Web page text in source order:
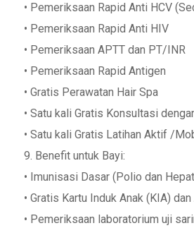
• Pemeriksaan Rapid Anti HCV
• Pemeriksaan Rapid Anti HIV
• Pemeriksaan APTT dan PT/INR
• Pemeriksaan Rapid Antigen
• Gratis Perawatan Hair Spa
• Satu kali Gratis Konsultasi
• Satu kali Gratis Latihan Aktif /
9. Benefit untuk Bayi:
• Imunisasi Dasar (Polio dan
• Gratis Kartu Induk Anak (KIA)
• Pemeriksaan laboratorium uji